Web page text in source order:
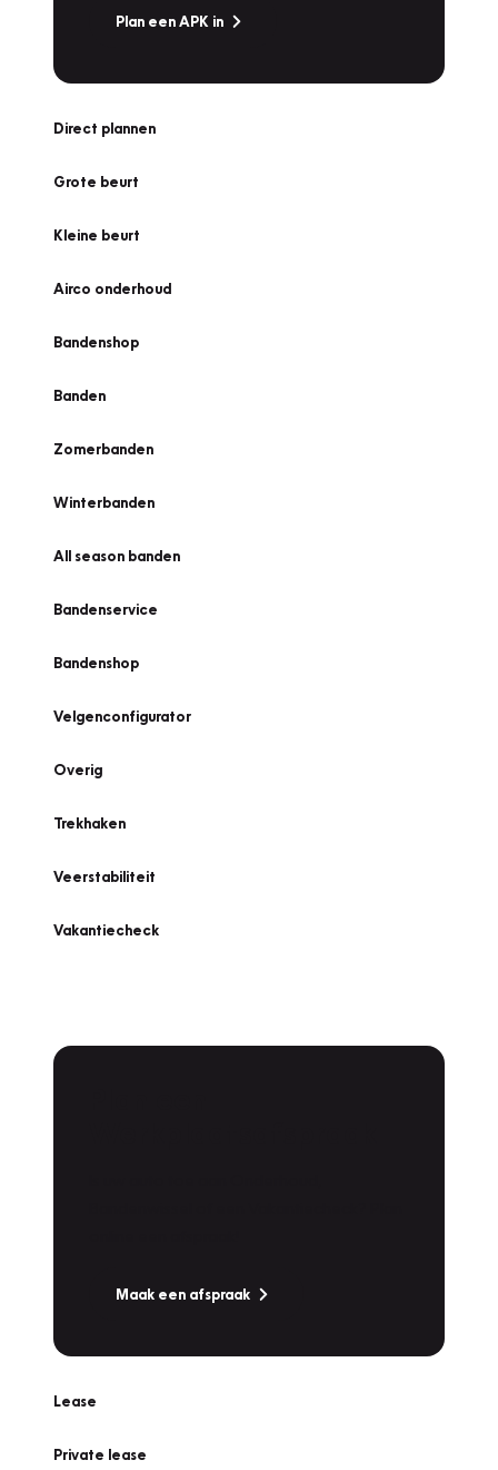
Plan een APK in
Direct plannen
Grote beurt
Kleine beurt
Airco onderhoud
Bandenshop
Banden
Zomerbanden
Winterbanden
All season banden
Bandenservice
Bandenshop
Velgenconfigurator
Overig
Trekhaken
Veerstabiliteit
Vakantiecheck
Maak een afspraak
Lease
Private lease